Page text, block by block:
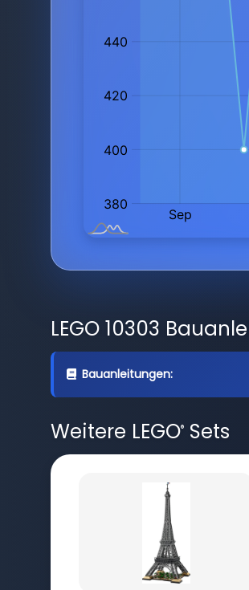
LEGO 10303
Bauanleitungen:
Weitere LEGO®Sets